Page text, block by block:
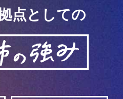
点としての